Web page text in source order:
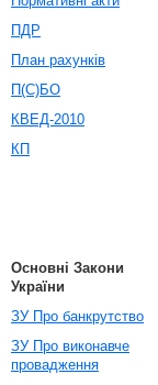
ПДР
План рахунків
П(С)БО
КВЕД-2010
КП
Основні Закони
України
ЗУ Про банкрутство
ЗУ Про виконавче
провадження